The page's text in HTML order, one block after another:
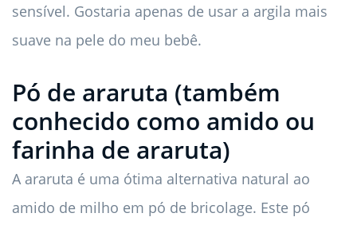
sensível. Gostaria apenas de usar a argila mais
suave na pele do meu bebê.
Pó de araruta (também
conhecido como amido ou
farinha de araruta)
A araruta é uma ótima alternativa natural ao
amido de milho em pó de bricolage. Este pó